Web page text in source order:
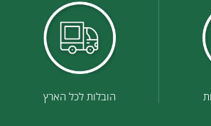
הובלות לכל הארץ